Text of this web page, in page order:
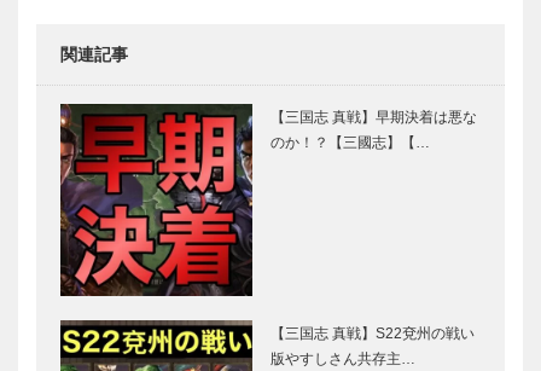
関連記事
【三国志 真戦】早期決着は悪な
のか！？【三國志】【…
【三国志 真戦】S22兗州の戦い
版やすしさん共存主…